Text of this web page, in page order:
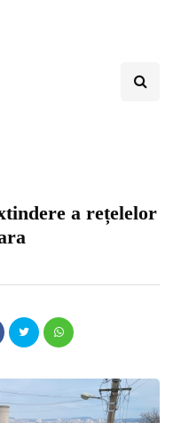
a rețelelor